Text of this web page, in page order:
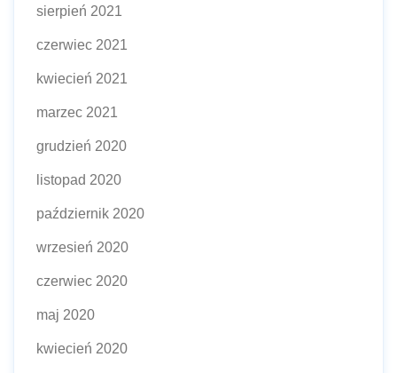
sierpień 2021
czerwiec 2021
kwiecień 2021
marzec 2021
grudzień 2020
listopad 2020
październik 2020
wrzesień 2020
czerwiec 2020
maj 2020
kwiecień 2020